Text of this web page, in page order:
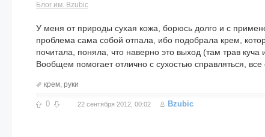
Блог им. Bzubic
У меня от природы сухая кожа, борюсь долго и с
проблема сама собой отпала, ибо подобрала крем,
почитала, поняла, что наверно это выход (там трав
Вообщем помогает отлично с сухостью справляться,
крем, руки
0 22 сентября 2012, 00:02 Bzubic